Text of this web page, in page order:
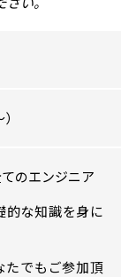
のエンジニア
的な知識を身に
たでもご参加頂